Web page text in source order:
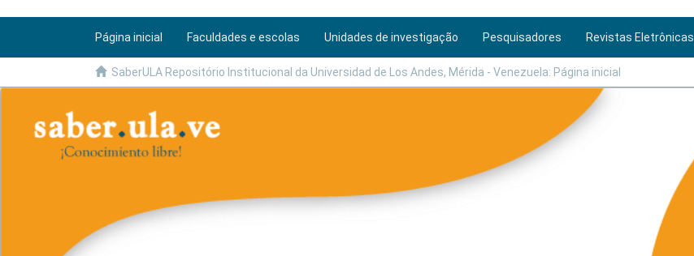
Página inicial Faculdades e escolas Unidades de investigação Pesquisadores Revistas Eletrônicas
SaberULA Repositório Institucional da Universidad de Los Andes, Mérida - Venezuela: Página inicial